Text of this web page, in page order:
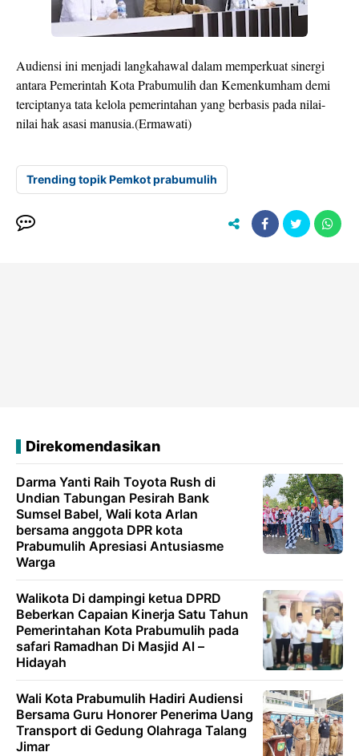
Audiensi ini menjadi langkahawal dalam memperkuat sinergi
antara Pemerintah Kota Prabumulih dan Kemenkumham demi
terciptanya tata kelola pemerintahan yang berbasis pada nilai-
nilai hak asasi manusia.(Ermawati)
Trending topik Pemkot prabumulih
Direkomendasikan
Darma Yanti Raih Toyota Rush di
Undian Tabungan Pesirah Bank
Sumsel Babel, Wali kota Arlan
bersama anggota DPR kota
Prabumulih Apresiasi Antusiasme
Warga
Walikota Di dampingi ketua DPRD
Beberkan Capaian Kinerja Satu Tahun
Pemerintahan Kota Prabumulih pada
safari Ramadhan Di Masjid Al –
Hidayah
Wali Kota Prabumulih Hadiri Audiensi
Bersama Guru Honorer Penerima Uang
Transport di Gedung Olahraga Talang
Jimar